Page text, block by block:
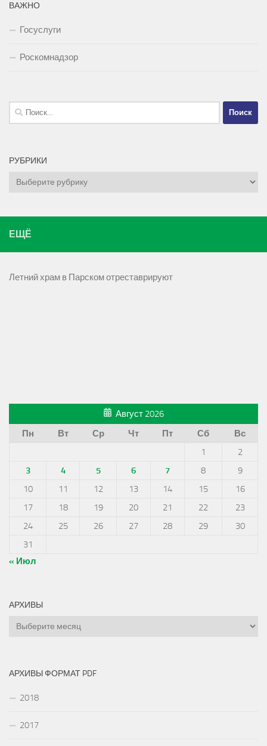
ВАЖНО
Госуслуги
Роскомнадзор
Найти:
РУБРИКИ
Рубрики
ЕЩЁ
Летний храм в Парском отреставрируют
Август 2026
Пн
Вт Ср Чт Пт Сб
Вс
1
2
3
4 5 6 7 8
9
10
11 12 13 14 15
16
17
18 19 20 21 22
23
24
25 26 27 28 29
30
31
« Июл
АРХИВЫ
Архивы
АРХИВЫ ФОРМАТ PDF
2018
2017